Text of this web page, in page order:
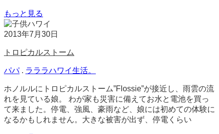
もっと見る
2013年7月30日
トロピカルストーム
パパ. ラララハワイ生活。
ホノルルにトロピカルストーム”Flossie”が接近し、雨雲の流
れを見ている娘。 わが家も災害に備えてお水と電池を買っ
て来ました。停電、強風、豪雨など、娘には初めての体験に
なるかもしれません。大きな被害が出ず、停電くらい